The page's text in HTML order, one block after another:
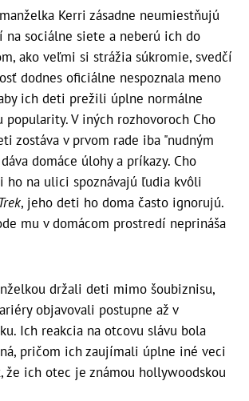
Kerri zásadne neumiestňujú
sociálne siete a neberú ich do
ako veľmi si strážia súkromie, svedčí
dodnes oficiálne nespoznala meno
ich deti prežili úplne normálne
popularity. V iných rozhovoroch Cho
zostáva v prvom rade iba "nudným
domáce úlohy a príkazy. Cho
ho na ulici spoznávajú ľudia kvôli
, jeho deti ho doma často ignorujú.
mu v domácom prostredí neprináša
držali deti mimo šoubiznisu,
objavovali postupne až v
Ich reakcia na otcovu slávu bola
pričom ich zaujímali úplne iné veci
že ich otec je známou hollywoodskou